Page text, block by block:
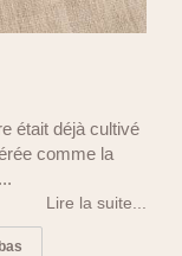
était déjà cultivé
comme la
Lire la suite...